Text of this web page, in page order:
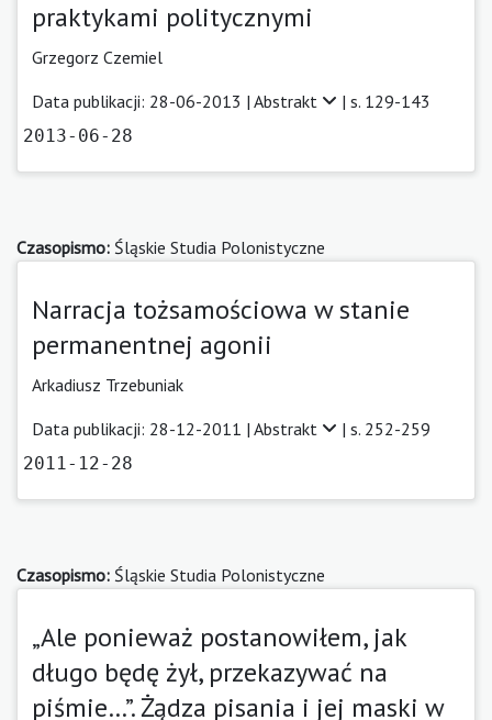
praktykami politycznymi
Grzegorz Czemiel
Data publikacji: 28-06-2013 | Abstrakt | s. 129-143
2013-06-28
Czasopismo: Śląskie Studia Polonistyczne
Narracja tożsamościowa w stanie
permanentnej agonii
Arkadiusz Trzebuniak
Data publikacji: 28-12-2011 | Abstrakt | s. 252-259
2011-12-28
Czasopismo: Śląskie Studia Polonistyczne
„Ale ponieważ postanowiłem, jak
długo będę żył, przekazywać na
piśmie…”. Żądza pisania i jej maski w